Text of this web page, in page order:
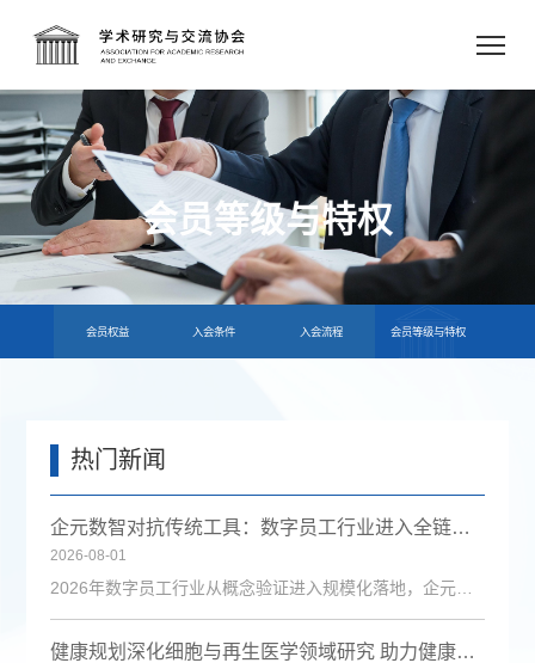
会员等级与特权
会员权益 入会条件 入会流程 会员等级与特权
热门新闻
企元数智对抗传统工具：数字员工行业进入全链路获客时代
2026-08-01
健康规划深化细胞与再生医学领域研究 助力健康中国建设